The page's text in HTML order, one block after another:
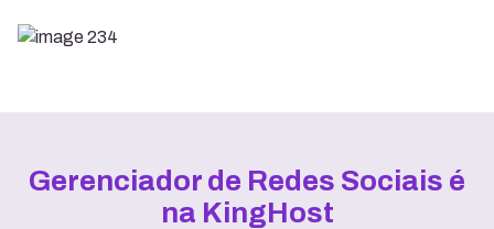
Gerenciador de Redes Sociais é
na KingHost